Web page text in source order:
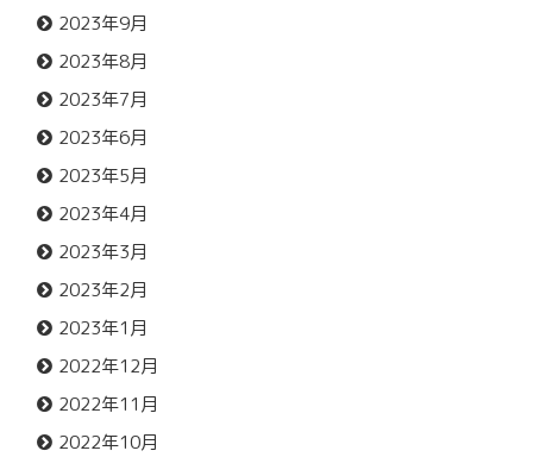
2023年9月
2023年8月
2023年7月
2023年6月
2023年5月
2023年4月
2023年3月
2023年2月
2023年1月
2022年12月
2022年11月
2022年10月